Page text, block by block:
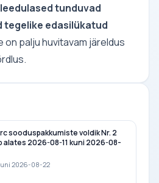
tunduvad
tegelike edasilükatud
on palju huvitavam järeldus
sooduspakkumiste voldik Nr. 2
alates 2026-08-11 kuni 2026-08-
2026-08-22